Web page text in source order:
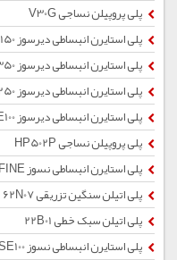
پلی پروپیلن نساجی V30G
پلی استایرن انبساطی دیرسوز SE150
پلی استایرن انبساطی دیرسوز SE350
پلی استایرن انبساطی دیرسوز SE250
پلی استایرن انبساطی دیرسوز SE100
پلی پروپیلن نساجی HP502P
پلی استایرن انبساطی نسوز SE FINE
پلی اتیلن سنگین تزریقی 62N07
پلی اتیلن سبک خطی 22B01
پلی استایرن انبساطی نسوز SE100